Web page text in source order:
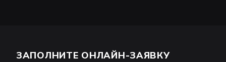
ЗАПОЛНИТЕ ОНЛАЙН-ЗАЯВКУ